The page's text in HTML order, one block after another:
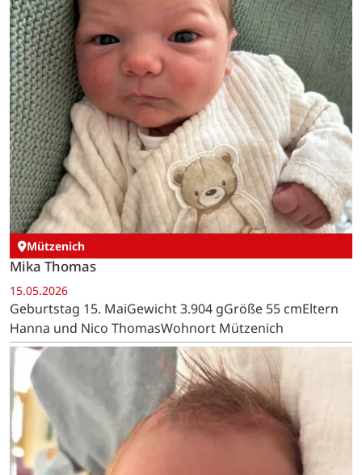
Mützenich
Mika Thomas
15.05.2026
Geburtstag 15. MaiGewicht 3.904 gGröße 55 cmEltern
Hanna und Nico ThomasWohnort Mützenich